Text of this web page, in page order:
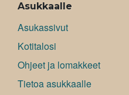
Asukkaalle
Asukassivut
Kotitalosi
Ohjeet ja lomakkeet
Tietoa asukkaalle